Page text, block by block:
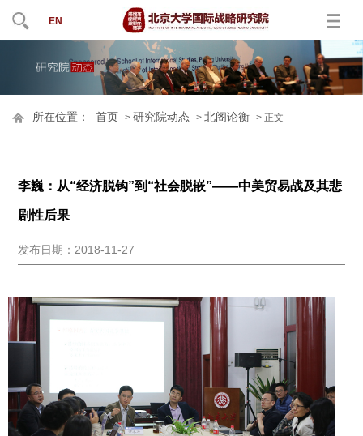
EN
所在位置： 首页 >研究院动态 >北阁论衡 > 正文
李巍：从“经济脱钩”到“社会脱嵌”——中美贸易战及其悲
剧性后果
发布日期：2018-11-27